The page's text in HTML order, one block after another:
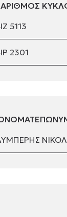
ΑΡΙΘΜΟΣ
5113
2301